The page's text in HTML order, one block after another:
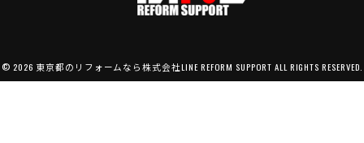
© 2026 東京都のリフォームなら株式会社LINE REFORM SUPPORT ALL RIGHTS RESERVED.